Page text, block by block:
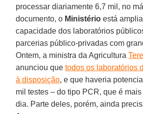
processar diariamente 6,7 mil, no
documento, o Ministério está
capacidade dos laboratórios
parcerias público-privadas com
Ontem, a ministra da Agricultura
anunciou quetodos os laboratórios
à disposição, e que haveria
mil testes – do tipo PCR, que é
dia. Parte deles, porém, ainda